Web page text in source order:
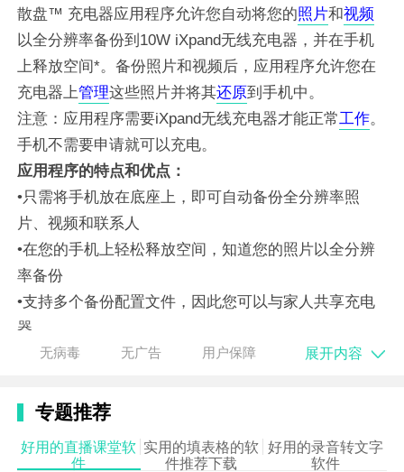
散盘™ 充电器应用程序允许您自动将您的照片和视频
以全分辨率备份到10W iXpand无线充电器，并在手机
上释放空间*。备份照片和视频后，应用程序允许您在
充电器上管理这些照片并将其还原到手机中。
注意：应用程序需要iXpand无线充电器才能正常工作。
手机不需要申请就可以充电。
应用程序的特点和优点：
•只需将手机放在底座上，即可自动备份全分辨率照
片、视频和联系人
•在您的手机上轻松释放空间，知道您的照片以全分辨
率备份
•支持多个备份配置文件，因此您可以与家人共享充电
器
充电器的特点和优点：
智能手机
速充电，即开即用
无病毒 无广告 用户保障 展开内容
专题推荐
好用的直播课堂软
件
实用的填表格的软
件推荐下载
好用的录音转文字
软件